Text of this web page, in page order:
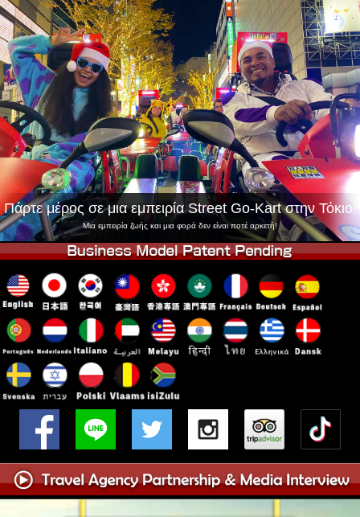
Σχετικά Προδιαγραφές Τιμές
Πρόσβαση Αναφορές Συχνές Ερωτήσεις
Εταιρεία Κράτηση
Αλλαγή Καταστήματος
Τόκιο Σινάγαουα #1 Τόκιο Ακίχαμπαρα #1
Τόκιο Ακίχαμπαρα #2 Τόκιο Σιμπούγια
Τόκιο Σιμπούγια Annex Τόκιο Κόλπος
Τόκιο Ασακούσα Οσάκα
Οκινάουα
Πάρτε μέρος σε μια εμπειρία Street Go-Kart στην Τόκιο!
Μια εμπειρία ζωής και μια φορά δεν είναι ποτέ αρκετή!